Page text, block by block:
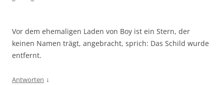
Vor dem ehemaligen Laden von Boy ist ein Stern, der
keinen Namen trägt, angebracht, sprich: Das Schild wurde
entfernt.
Antworten ↓